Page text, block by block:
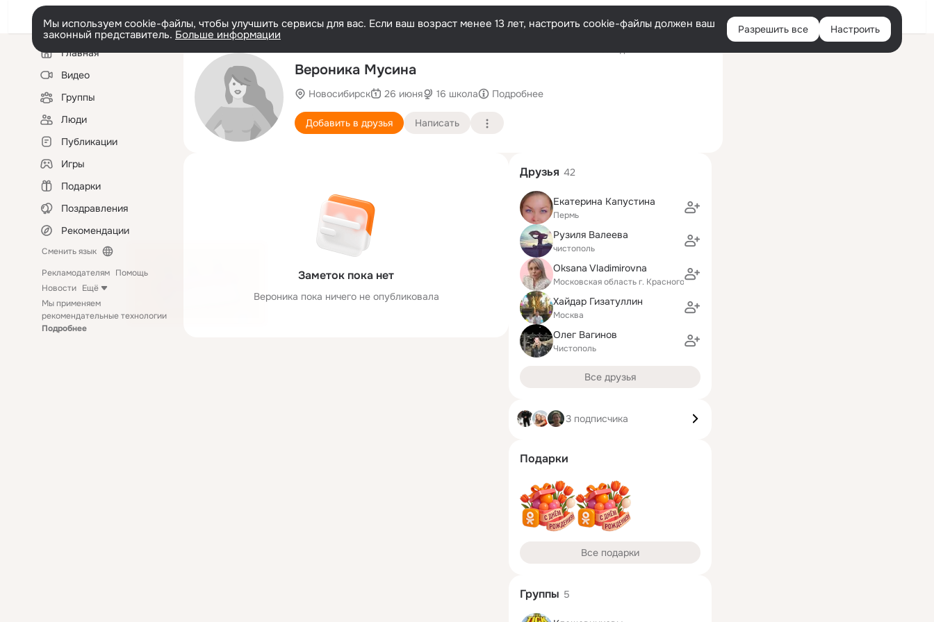
Войти
Мы используем cookie-файлы, чтобы улучшить сервисы для вас. Если ваш возраст менее 13 лет, настроить cookie-файлы должен ваш
законный представитель. Больше информации Разрешить все Настроить
Левая
колонкаГлавная
Видео
Группы
Люди
Публикации
Игры
Подарки
Поздравления
Рекомендации
Сменить язык
Рекламодателям Помощь
Новости Ещё
Мы применяем
рекомендательные технологии
Подробнее
Вероника Мусина
Новосибирск 26 июня 16 школа Подробнее
Добавить в друзья Написать
Заметок пока нет
Вероника пока ничего не опубликовала
Друзья 42
Екатерина Kапустина
Пермь
Рузиля Валеева
чистополь
Oksana Vladimirovna
Московская область г. Красногорск
Хайдар Гизатуллин
Москва
Олег Вагинов
Чистополь
Все друзья
3 подписчика
Подарки
Все подарки
Группы 5